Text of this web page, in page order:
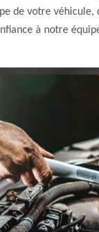
de votre
à notre